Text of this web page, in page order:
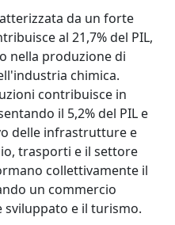
da un forte
al 21,7% del PIL,
nella produzione di
chimica.
contribuisce in
il 5,2% del PIL e
delle infrastrutture e
trasporti e il settore
collettivamente il
un commercio
e il turismo.